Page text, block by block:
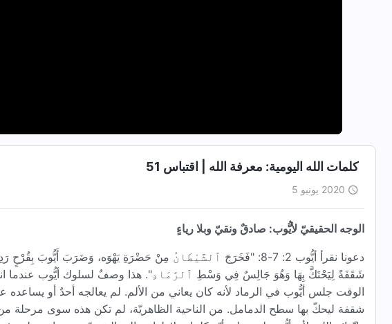
كلمات الله اليومية: معرفة الله | اقتباس 51
2020 يونيو 5
الوجه الحقيقيّ لأيُّوب: صادقٌ ونقيّ وبلا رياءٍ
دعونا نقرأ أيُّوب 2: 7-8: "فَخَرَجَ ٱلشَّيْطَانُ مِنْ حَضْرَةِ يَهْوَه، وَضَرَبَ
شَقَفَةً لِيَحْتَكَّ بِهَا وَهُوَ جَالِسٌ فِي وَسْطِ ٱلرَّمَادِ". هذا وصفٌ لسلوك أيُّوب عندما
الوقت جلس أيُّوب في الرماد لأنه كان يعاني من الألم. لم يعالجه أحدٌ أو
شقفة ليحكّ بها سطح الدمامل. من الناحية الظاهريّة، لم تكن هذه سوى مرحلة من